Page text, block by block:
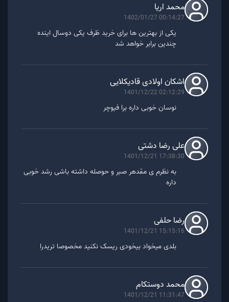
زی کش به عنوان فورکی از شبکه بیت کوین، از بسیاری از
قوانین این شبکه پیروی می کند. به همین دلیل موجودی
کلی زی کش نیز درست همانند بیت کوین، 21 میلیون
محمد اریا
1402/01/27 00:14:27
یکی از بهترین ها برای خرید ظرف یکی دوسال اینده
چندین برابر خواهد شد
اشکان اولادی قادیکلایی
1401/12/22 02:12:29
نوسان خوبی داره برا فیوچر
علی رضا دشتی
1401/12/21 17:38:30
به نظرم ی مقدهر صبر و حوصله داشته باشی رشد خوبی
داره
رضا حلفی
1401/12/21 15:15:16
بلدی میخواد بیخودی ریسک نکنید مخصوصا تریدرا
محمد دوستکام
1401/12/21 11:31:47